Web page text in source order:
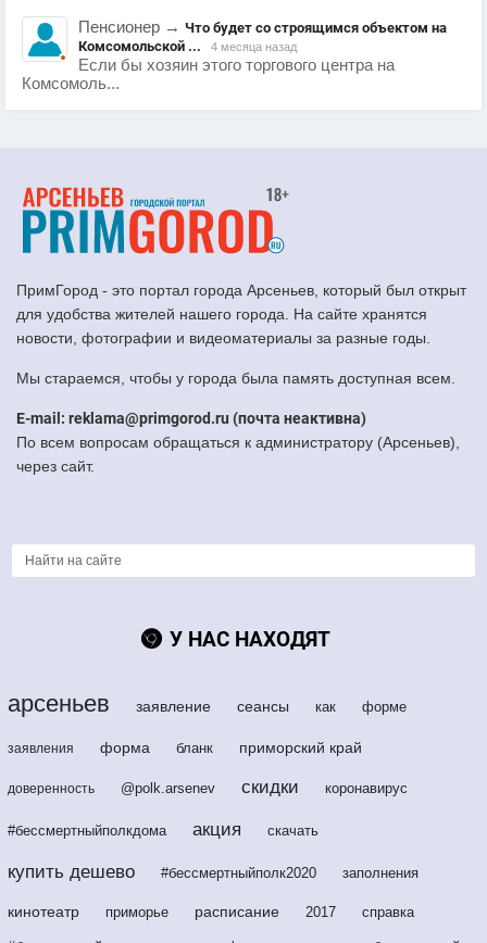
Пенсионер → Что будет со строящимся объектом на
Комсомольской ...
4 месяца назад
Если бы хозяин этого торгового центра на
Комсомоль...
ПримГород - это портал города Арсеньев, который был открыт
для удобства жителей нашего города. На сайте хранятся
новости, фотографии и видеоматериалы за разные годы.
Мы стараемся, чтобы у города была память доступная всем.
E-mail: reklama@primgorod.ru (почта неактивна)
По всем вопросам обращаться к администратору (Арсеньев),
через сайт.
У НАС НАХОДЯТ
арсеньев заявление сеансы как форме
заявления форма бланк приморский край
доверенность @polk.arsenev скидки коронавирус
#бессмертныйполкдома акция скачать
купить дешево #бессмертныйполк2020 заполнения
кинотеатр приморье расписание 2017 справка